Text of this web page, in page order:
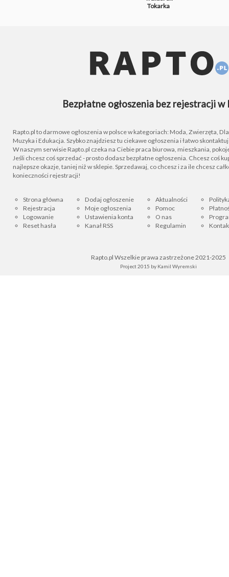
Tokarka
Bezpłatne ogłoszenia bez rejestracji w
Rapto.pl to darmowe ogłoszenia w polsce w kategoriach: Moda, Zwierzęta, Dla
Muzyka i Edukacja. Szybko znajdziesz tu ciekawe ogłoszenia i łatwo
W naszym serwisie Rapto.pl czeka na Ciebie praca biurowa, mieszkania,
Jeśli chcesz coś sprzedać - prosto dodasz bezpłatne ogłoszenia. Chcesz coś
najlepsze okazje, taniej niż w sklepie. Sprzedawaj, co chcesz i za ile chcesz
konieczności rejestracji!
Strona główna
Rejestracja
Logowanie
Reset hasła
Dodaj ogłoszenie
Moje ogłoszenia
Ustawienia konta
Kanał RSS
Aktualności
Pomoc
O nas
Regulamin
Rapto.pl Wszelkie prawa zastrzeżone 2021-2025
Project 2015 by Kamil Wyremski